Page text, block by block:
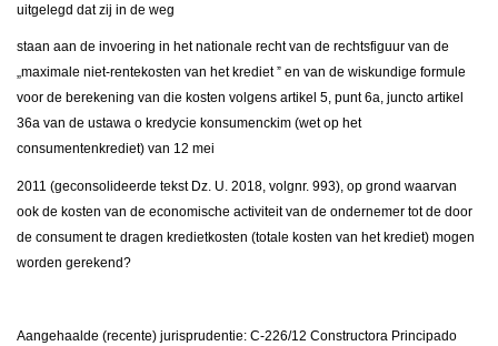
uitgelegd dat zij in de weg
staan aan de invoering in het nationale recht van de rechtsfiguur van de
„maximale niet-rentekosten van het krediet ˮ en van de wiskundige formule
voor de berekening van die kosten volgens artikel 5, punt 6a, juncto artikel
36a van de ustawa o kredycie konsumenckim (wet op het
consumentenkrediet) van 12 mei
2011 (geconsolideerde tekst Dz. U. 2018, volgnr. 993), op grond waarvan
ook de kosten van de economische activiteit van de ondernemer tot de door
de consument te dragen kredietkosten (totale kosten van het krediet) mogen
worden gerekend?
Aangehaalde (recente) jurisprudentie: C-226/12 Constructora Principado